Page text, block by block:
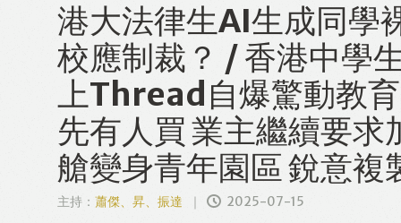
港大法律生AI生成同學
校應制裁？ / 香港中學
上Thread自爆驚動教
先有人買 業主繼續要求
艙變身青年園區 銳意複
主持： 蕭傑、昇、振達 2025-07-15